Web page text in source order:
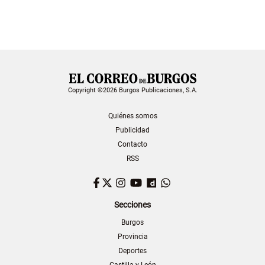
Copyright ©2026 Burgos Publicaciones, S.A.
Quiénes somos
Publicidad
Contacto
RSS
Facebook
TwitterInstagram
YouTubeDailymotion
Secciones
Burgos
Provincia
Deportes